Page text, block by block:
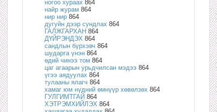
ногоо хураах 864
найр журам 864
нир нир 864
дугуйн дээр сундлах 864
ГАЛЖГАРХАН 864
ДҮЙРЭНДЭХ 864
сандлын бүрхэвч 864
шударга үнэн 864
өдий чинээ том 864
цаг агаарын урьдчилсан мэдээ 864
үгээ аядуулах 864
тулааны ялагч 864
хамаг юм нүдний өмнүүр хөвөлзөх 864
ГУЛГИМТГАЙ 864
ХЭТРЭМХИЙЛЭХ 864